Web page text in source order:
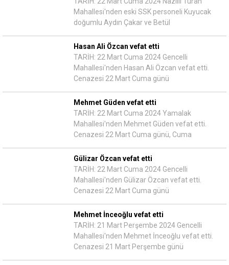
Mahallesi'nden eski SSK personeli Kuyucak
doğumlu Aydın Çakar ve Betül
Hasan Ali Özcan vefat etti
TARİH: 22 Mart Cuma 2024 Gencelli
Mahallesi'nden Hasan Ali Özcan vefat etti.
Cenazesi 22 Mart Cuma günü
Mehmet Güden vefat etti
TARİH: 22 Mart Cuma 2024 Yamalak
Mahallesi'nden Mehmet Güden vefat etti.
Cenazesi 22 Mart Cuma günü, Cuma
Gülizar Özcan vefat etti
TARİH: 22 Mart Cuma 2024 Gencelli
Mahallesi'nden Gülizar Özcan vefat etti.
Cenazesi 22 Mart Cuma günü
Mehmet İnceoğlu vefat etti
TARİH: 21 Mart Perşembe 2024 Gencelli
Mahallesi'nden Mehmet İnceoğlu vefat etti.
Cenazesi 21 Mart Perşembe günü